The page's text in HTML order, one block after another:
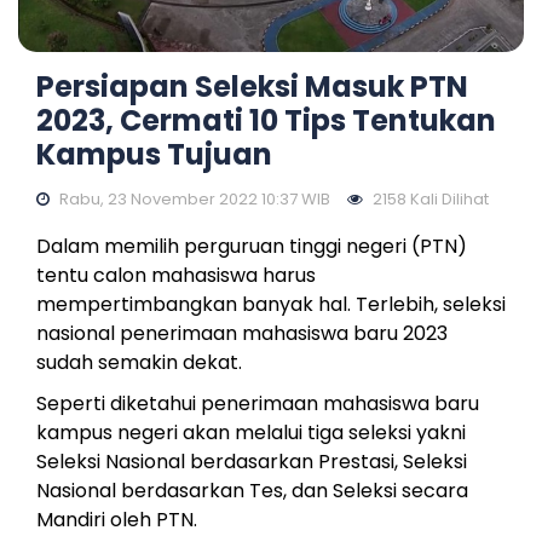
Persiapan Seleksi Masuk PTN
2023, Cermati 10 Tips Tentukan
Kampus Tujuan
Rabu, 23 November 2022 10:37 WIB 2158 Kali Dilihat
Dalam memilih perguruan tinggi negeri (PTN)
tentu calon mahasiswa harus
mempertimbangkan banyak hal. Terlebih, seleksi
nasional penerimaan mahasiswa baru 2023
sudah semakin dekat.
Seperti diketahui penerimaan mahasiswa baru
kampus negeri akan melalui tiga seleksi yakni
Seleksi Nasional berdasarkan Prestasi, Seleksi
Nasional berdasarkan Tes, dan Seleksi secara
Mandiri oleh PTN.